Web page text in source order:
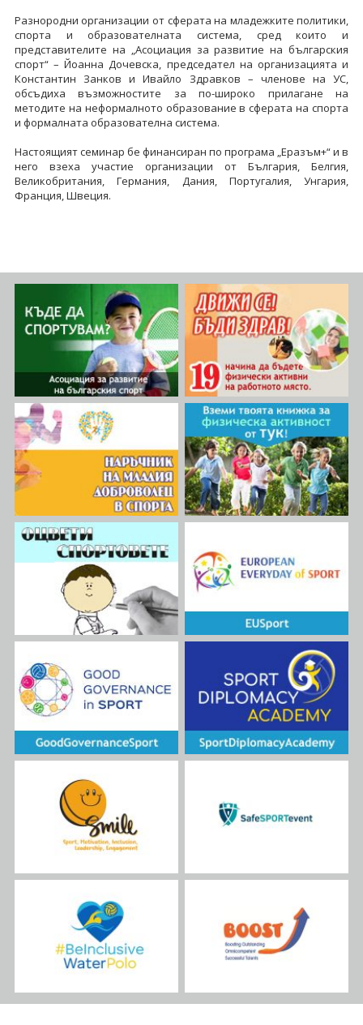
Разнородни организации от сферата на младежките политики,
спорта и образователната система, сред които и
представителите на „Асоциация за развитие на българския
спорт“ – Йоанна Дочевска, председател на организацията и
Константин Занков и Ивайло Здравков – членове на УС,
обсъдиха възможностите за по-широко прилагане на
методите на неформалното образование в сферата на спорта
и формалната образователна система.
Настоящият семинар бе финансиран по програма „Еразъм+“ и в
него взеха участие организации от България, Белгия,
Великобритания, Германия, Дания, Португалия, Унгария,
Франция, Швеция.